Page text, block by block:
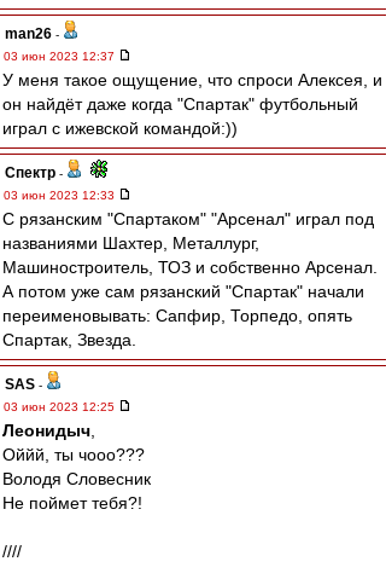
man26 -
03 июн 2023 12:37
У меня такое ощущение, что спроси Алексея, и
он найдёт даже когда "Спартак" футбольный
играл с ижевской командой:))
Спектр -
03 июн 2023 12:33
С рязанским "Спартаком" "Арсенал" играл под
названиями Шахтер, Металлург,
Машиностроитель, ТОЗ и собственно Арсенал.
А потом уже сам рязанский "Спартак" начали
переименовывать: Сапфир, Торпедо, опять
Спартак, Звезда.
SAS -
03 июн 2023 12:25
Леонидыч
Оййй, ты чооо???
Володя Словесник
Не поймет тебя?!
////